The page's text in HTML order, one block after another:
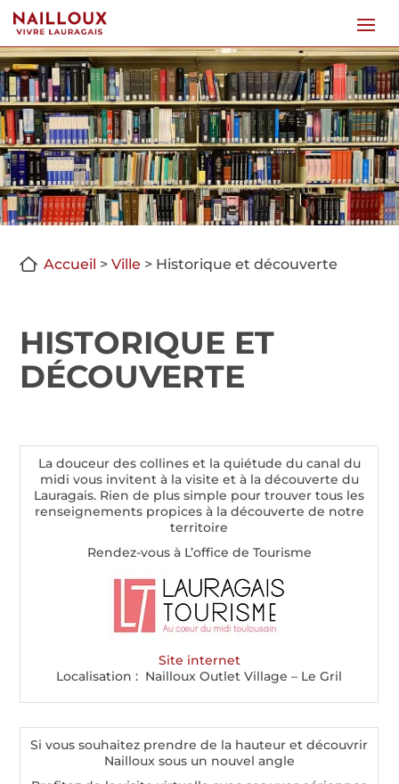
Accueil >Ville > Historique et découverte
HISTORIQUE ET
DÉCOUVERTE
La douceur des collines et la quiétude du canal du
midi vous invitent à la visite et à la découverte du
Lauragais. Rien de plus simple pour trouver tous les
renseignements propices à la découverte de notre
territoire
Rendez-vous à L’office de Tourisme
Site internet
Localisation : Nailloux Outlet Village – Le Gril
Si vous souhaitez prendre de la hauteur et découvrir
Nailloux sous un nouvel angle